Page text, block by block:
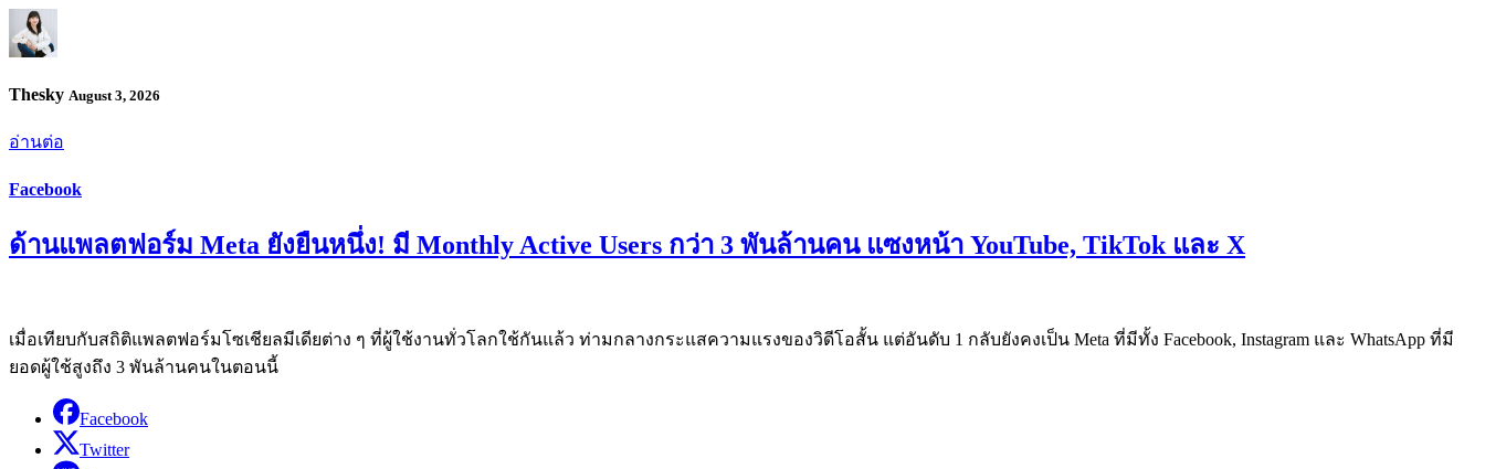
Thesky August 3, 2026
อ่านต่อ
Facebook
ด้านแพลตฟอร์ม Meta ยังยืนหนึ่ง! มี Monthly Active Users กว่า 3 พันล้านคน แซงหน้า YouTube, TikTok และ X
เมื่อเทียบกับสถิติแพลตฟอร์มโซเชียลมีเดียต่าง ๆ ที่ผู้ใช้งานทั่วโลกใช้กันแล้ว ท่ามกลางกระแสความแรงของวิดีโอสั้น แต่อันดับ 1 กลับยังคงเป็น Meta ที่มีทั้ง Facebook, Instagram และ WhatsApp ที่มี
ยอดผู้ใช้สูงถึง 3 พันล้านคนในตอนนี้
Facebook
Twitter